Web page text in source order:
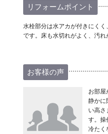
リフォームポイント
水栓部分は水アカが付きにく
です。床も水切れがよく、汚れ
お客様の声
お部屋
静かに
い高さ
す。操
冷たく